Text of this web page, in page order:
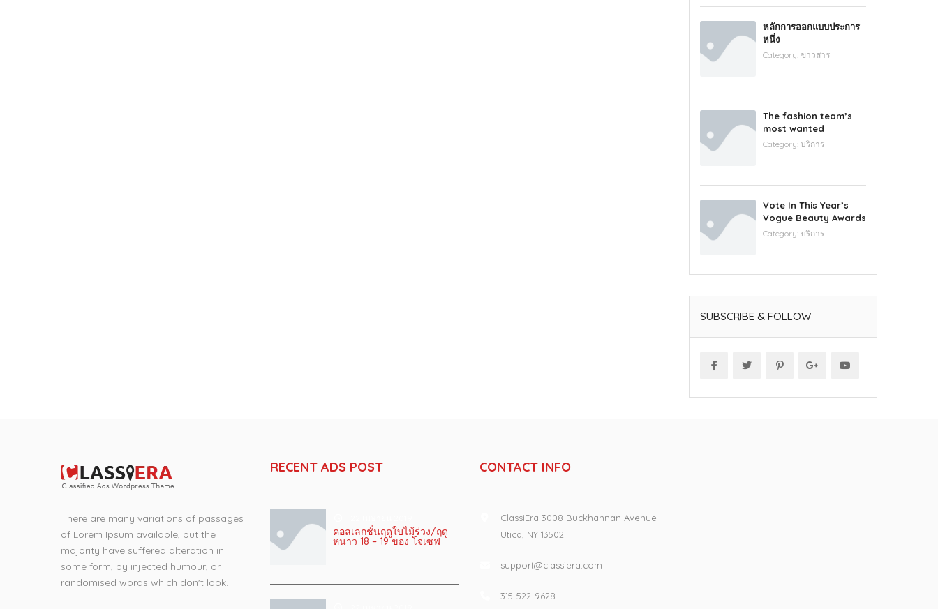
หลักการออกแบบประการ
หนึ่ง
Category: ข่าวสาร
The fashion team’s
most wanted
Category: บริการ
Vote In This Year’s
Vogue Beauty Awards
Category: บริการ
SUBSCRIBE & FOLLOW
There are many variations of passages
of Lorem Ipsum available, but the
majority have suffered alteration in
some form, by injected humour, or
randomised words which don't look.
RECENT ADS POST
คอลเลกชั่นฤดูใบไม้ร่วง/ฤดู
หนาว 18 – 19 ของ โจเซฟ
CONTACT INFO
ClassiEra 3008 Buckhannan Avenue
Utica, NY 13502
support@classiera.com
315-522-9628